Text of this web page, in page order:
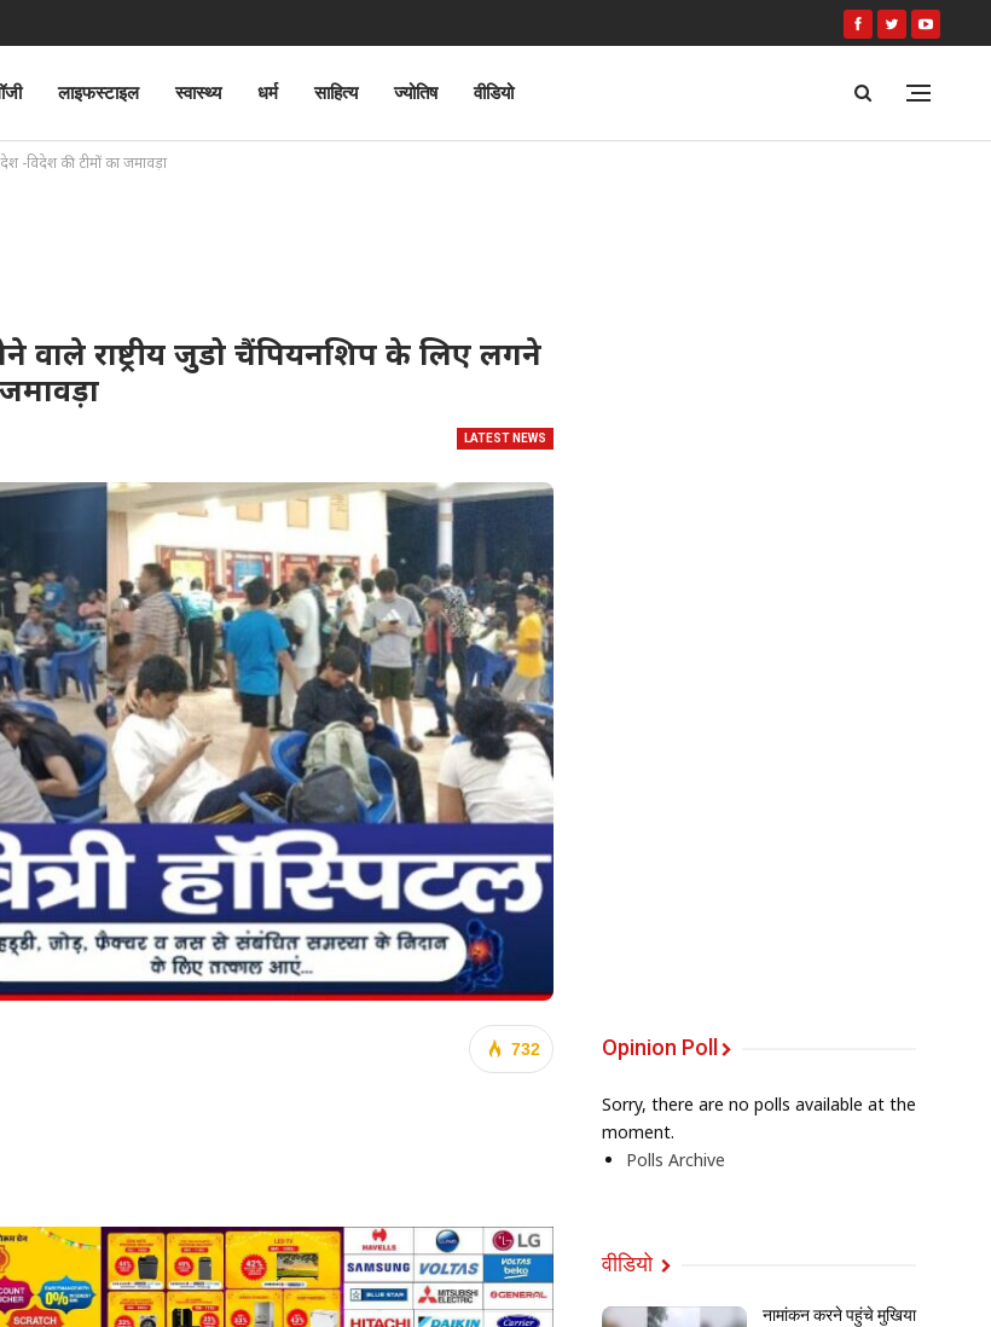
लाइफस्टाइल स्वास्थ्य धर्म साहित्य ज्योतिष वीडियो
-विदेश की टीमों का जमावड़ा
राष्ट्रीय जुडो चैंपियनशिप के लिए लगने
LATEST NEWS
732 Opinion Poll
Sorry, there are no polls available at the
moment.
Polls Archive
वीडियो
नामांकन करने पहुंचे मुखिया